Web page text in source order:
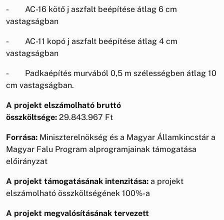
- AC-16 kötő j aszfalt beépítése átlag 6 cm
vastagságban
- AC-11 kopó j aszfalt beépítése átlag 4 cm
vastagságban
- Padkaépítés murvából 0,5 m szélességben átlag 10
cm vastagságban.
A projekt elszámolható bruttó
összköltsége: 29.843.967 Ft
Forrása: Miniszterelnökség és a Magyar Államkincstár a
Magyar Falu Program alprogramjainak támogatása
előirányzat
A projekt támogatásának intenzitása: a projekt
elszámolható összköltségének 100%-a
A projekt megvalósításának tervezett